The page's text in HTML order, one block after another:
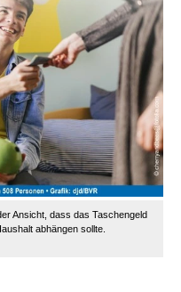
Ansicht, dass das Taschengeld
abhängen sollte.